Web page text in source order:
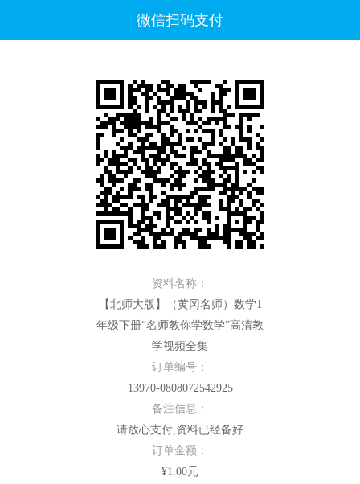
微信扫码支付
资料名称：
【北师大版】（黄冈名师）数学1
年级下册“名师教你学数学”高清教
学视频全集
订单编号：
13970-0808072542925
备注信息：
请放心支付,资料已经备好
订单金额：
¥1.00元